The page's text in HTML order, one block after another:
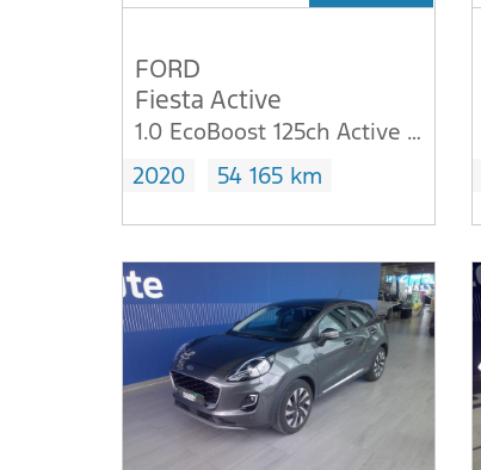
FORD
Fiesta Active
1.0 EcoBoost 125ch Active X DCT-7
2020
54 165 km